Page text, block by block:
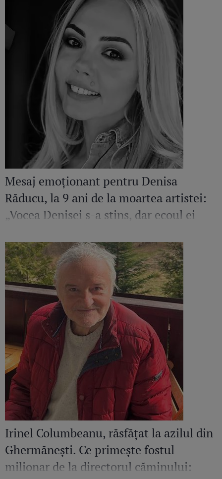
Mesaj emoționant pentru Denisa
Răducu, la 9 ani de la moartea artistei:
„Vocea Denisei s-a stins, dar ecoul ei
Irinel Columbeanu, răsfățat la azilul din
Ghermănești. Ce primește fostul
milionar de la directorul căminului: